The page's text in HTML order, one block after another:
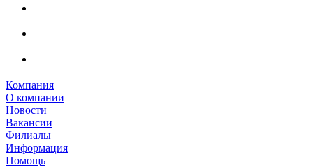
Компания
О компании
Новости
Вакансии
Филиалы
Информация
Помощь